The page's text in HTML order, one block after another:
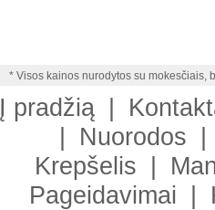
* Visos kainos nurodytos su mokesčiais,
Į pradžią |
|
Nuorodos |
Krepšelis |
Pageidavimai |